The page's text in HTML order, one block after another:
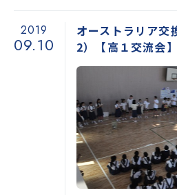
2019
09.10
オーストラリア
2）【高１交流会】